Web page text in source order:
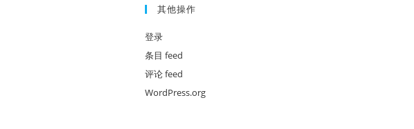
其他操作
登录
条目 feed
评论 feed
WordPress.org